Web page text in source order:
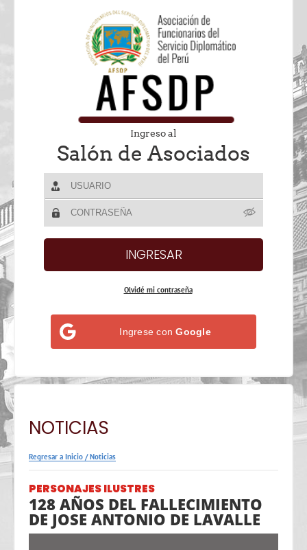
Ingreso al
Salón de Asociados
Olvidé mi contraseña
Ingrese conGoogle
NOTICIAS
Regresar a Inicio /Noticias
PERSONAJES ILUSTRES
128 AÑOS DEL FALLECIMIENTO
DE JOSE ANTONIO DE LAVALLE